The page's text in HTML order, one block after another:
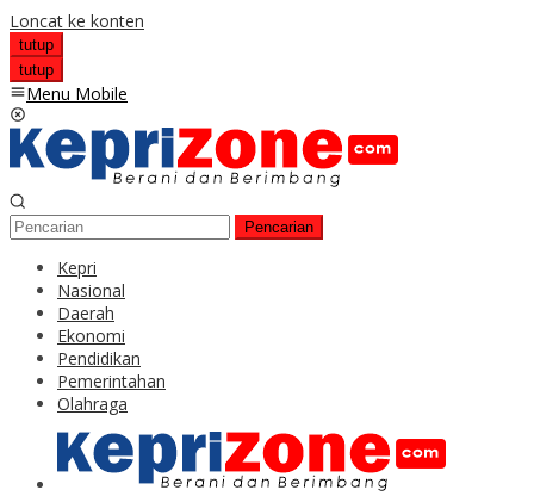
Loncat ke konten
tutup
tutup
Menu Mobile
Pencarian
Kepri
Nasional
Daerah
Ekonomi
Pendidikan
Pemerintahan
Olahraga